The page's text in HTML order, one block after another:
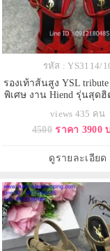
รหัส : YS3114/
รองเท้าส้นสูง YSL
พิเศษ งาน Hiend รุ่นสุด
views 435 คน
4500 ราคา 3900
ดูรายละเอียด